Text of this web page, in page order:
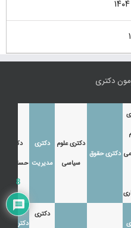
دکتری
دکتری حقوق
دکتری علوم
سیاسی
دکتری
مدیریت
دکتری
حسابداری
دکتری
دکتری زبان
8